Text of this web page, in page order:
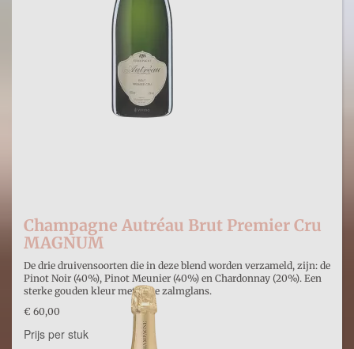
Champagne Autréau Brut Premier Cru
MAGNUM
De drie druivensoorten die in deze blend worden verzameld, zijn: de
Pinot Noir (40%), Pinot Meunier (40%) en Chardonnay (20%). Een
sterke gouden kleur met fijne zalmglans.
€ 60,00
Prijs per stuk